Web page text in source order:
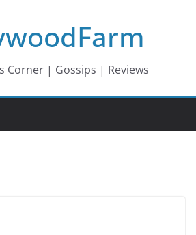
Corner | Gossips | Reviews